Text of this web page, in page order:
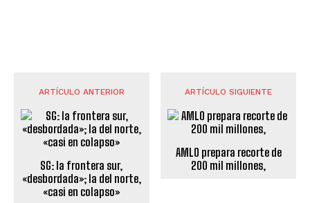
ARTÍCULO ANTERIOR
SG: la frontera sur,
«desbordada»; la del norte,
«casi en colapso»
ARTÍCULO SIGUIENTE
AMLO prepara recorte de
200 mil millones,